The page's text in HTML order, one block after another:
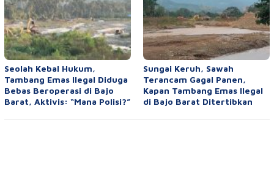
Seolah Kebal Hukum,
Tambang Emas Ilegal Diduga
Bebas Beroperasi di Bajo
Barat, Aktivis: “Mana Polisi?”
Sungai Keruh, Sawah
Terancam Gagal Panen,
Kapan Tambang Emas Ilegal
di Bajo Barat Ditertibkan